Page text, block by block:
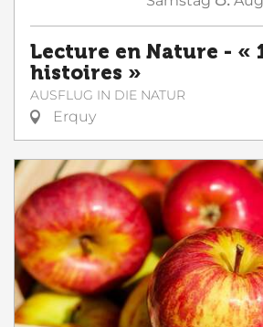
Lecture en Nature - «
histoires »
AUSFLUG IN DIE NATUR
Erquy